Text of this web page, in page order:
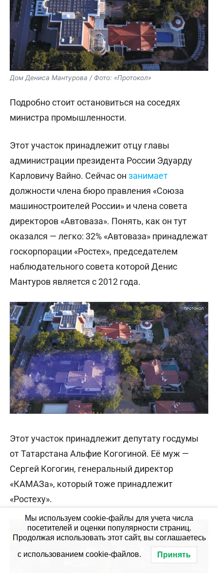
Дом Дениса Мантурова / Фото: «Протокол»
Подробно стоит остановиться на соседях
министра промышленности.
Этот участок принадлежит отцу главы
администрации президента России Эдуарду
Карловичу Вайно. Сейчас он занимает
должности члена бюро правления «Союза
машиностроителей России» и члена совета
директоров «Автоваза». Понять, как он тут
оказался — легко: 32% «Автоваза» принадлежат
госкорпорации «Ростех», председателем
наблюдательного совета которой Денис
Мантуров является с 2012 года.
Этот участок принадлежит депутату госдумы
от Татарстана Альфие Когогиной. Её муж —
Сергей Когогин, генеральный директор
«КАМАЗа», который тоже принадлежит
«Ростеху».
Мы используем cookie-файлы для учета числа
посетителей и оценки популярности страниц.
Продолжая использовать этот сайт, вы соглашаетесь
с использованием cookie-файлов. Принять